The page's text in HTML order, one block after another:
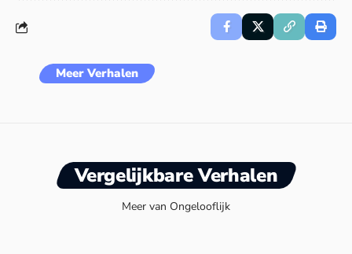
Meer Verhalen
Vergelijkbare Verhalen
Meer van Ongelooflijk